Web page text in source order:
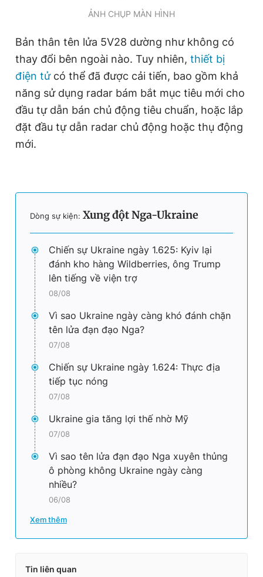
ẢNH CHỤP MÀN HÌNH
Bản thân tên lửa 5V28 dường như không có
thay đổi bên ngoài nào. Tuy nhiên, thiết bị
điện tửcó thể đã được cải tiến, bao gồm khả
năng sử dụng radar bám bắt mục tiêu mới cho
đầu tự dẫn bán chủ động tiêu chuẩn, hoặc lắp
đặt đầu tự dẫn radar chủ động hoặc thụ động
mới.
Dòng sự kiện: Xung đột Nga-Ukraine
Chiến sự Ukraine ngày 1.625: Kyiv lại
đánh kho hàng Wildberries, ông Trump
lên tiếng về viện trợ
08/08
Vì sao Ukraine ngày càng khó đánh chặn
tên lửa đạn đạo Nga?
07/08
Chiến sự Ukraine ngày 1.624: Thực địa
tiếp tục nóng
07/08
Ukraine gia tăng lợi thế nhờ Mỹ
07/08
Vì sao tên lửa đạn đạo Nga xuyên thủng
ô phòng không Ukraine ngày càng
nhiều?
06/08
Xem thêm
Tin liên quan